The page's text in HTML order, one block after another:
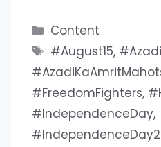
Categories
Content
Tags
#August15,
#FreedomFighters,
#IndependenceDay,